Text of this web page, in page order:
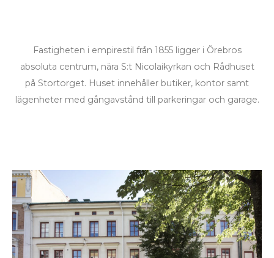
Fastigheten i empirestil från 1855 ligger i Örebros
absoluta centrum, nära S:t Nicolaikyrkan och Rådhuset
på Stortorget. Huset innehåller butiker, kontor samt
lägenheter med gångavstånd till parkeringar och garage.